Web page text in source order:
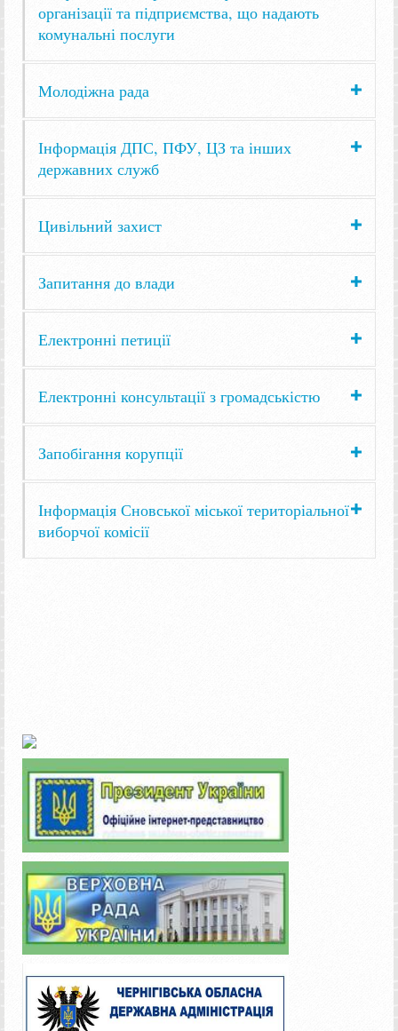
організації та підприємства, що надають
комунальні послуги
Молодіжна рада
Інформація ДПС, ПФУ, ЦЗ та інших
державних служб
Цивільний захист
Запитання до влади
Електронні петиції
Електронні консультації з громадськістю
Запобігання корупції
Інформація Сновської міської територіальної
виборчої комісії